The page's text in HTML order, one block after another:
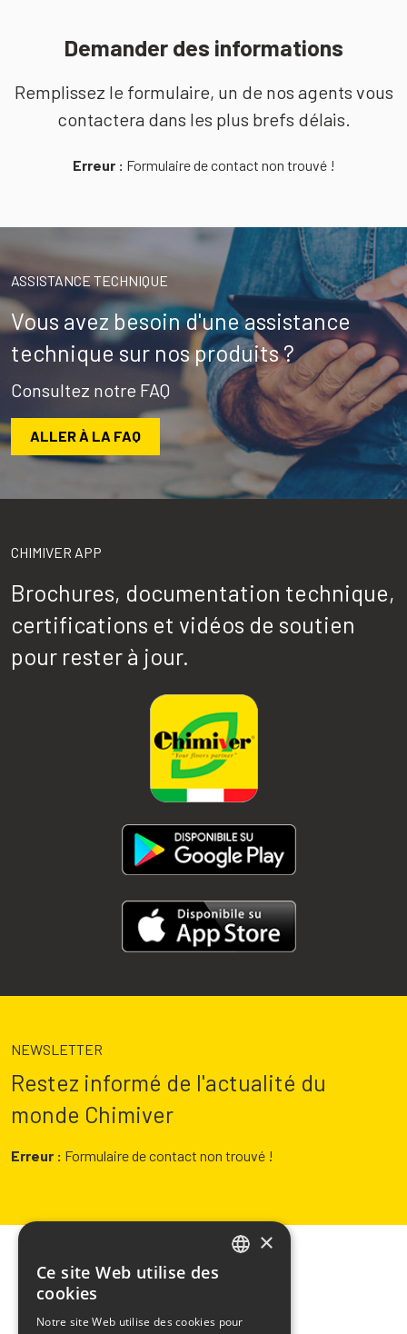
Demander des informations
Remplissez le formulaire, un de nos agents vous
contactera dans les plus brefs délais.
Erreur : Formulaire de contact non trouvé !
ASSISTANCE TECHNIQUE
Vous avez besoin d'une assistance
technique sur nos produits ?
Consultez notre FAQ
ALLER À LA FAQ
CHIMIVER APP
Brochures, documentation technique,
certifications et vidéos de soutien
pour rester à jour.
NEWSLETTER
Restez informé de l'actualité du
monde Chimiver
Erreur : Formulaire de contact non trouvé !
×
Ce site Web utilise des
cookies
Notre site Web utilise des cookies pour